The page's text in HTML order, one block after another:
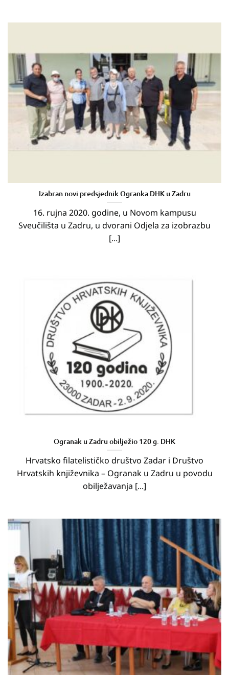
Izabran novi predsjednik Ogranka DHK u Zadru
16. rujna 2020. godine, u Novom kampusu
Sveučilišta u Zadru, u dvorani Odjela za izobrazbu
[...]
Ogranak u Zadru obilježio 120 g. DHK
Hrvatsko filatelističko društvo Zadar i Društvo
Hrvatskih književnika – Ogranak u Zadru u povodu
obilježavanja [...]